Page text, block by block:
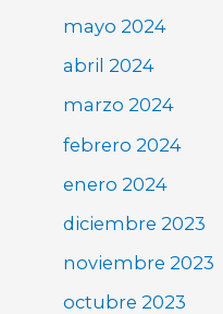
mayo 2024
abril 2024
marzo 2024
febrero 2024
enero 2024
diciembre 2023
noviembre 2023
octubre 2023